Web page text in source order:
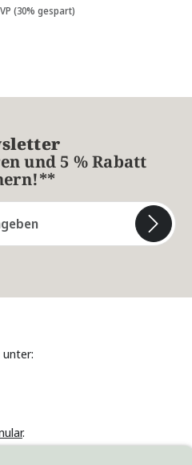
(30% gespart)
und 5 % Rabatt
.